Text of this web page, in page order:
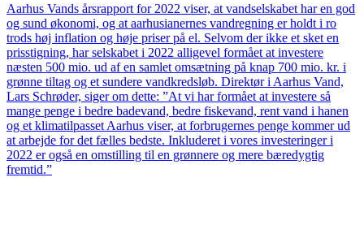
Aarhus Vands årsrapport for 2022 viser, at vandselskabet har en god
og sund økonomi, og at aarhusianernes vandregning er holdt i ro
trods høj inflation og høje priser på el. Selvom der ikke et sket en
prisstigning, har selskabet i 2022 alligevel formået at investere
næsten 500 mio. ud af en samlet omsætning på knap 700 mio. kr. i
grønne tiltag og et sundere vandkredsløb. Direktør i Aarhus Vand,
Lars Schrøder, siger om dette: ”At vi har formået at investere så
mange penge i bedre badevand, bedre fiskevand, rent vand i hanen
og et klimatilpasset Aarhus viser, at forbrugernes penge kommer ud
at arbejde for det fælles bedste. Inkluderet i vores investeringer i
2022 er også en omstilling til en grønnere og mere bæredygtig
fremtid.”